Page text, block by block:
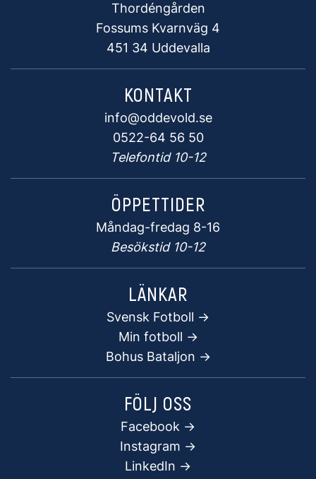
Thordéngården
Fossums Kvarnväg 4
451 34 Uddevalla
KONTAKT
info@oddevold.se
0522-64 56 50
Telefontid 10-12
ÖPPETTIDER
Måndag-fredag 8-16
Besökstid 10-12
LÄNKAR
Svensk Fotboll ->
Min fotboll ->
Bohus Bataljon ->
FÖLJ OSS
Facebook ->
Instagram ->
LinkedIn ->